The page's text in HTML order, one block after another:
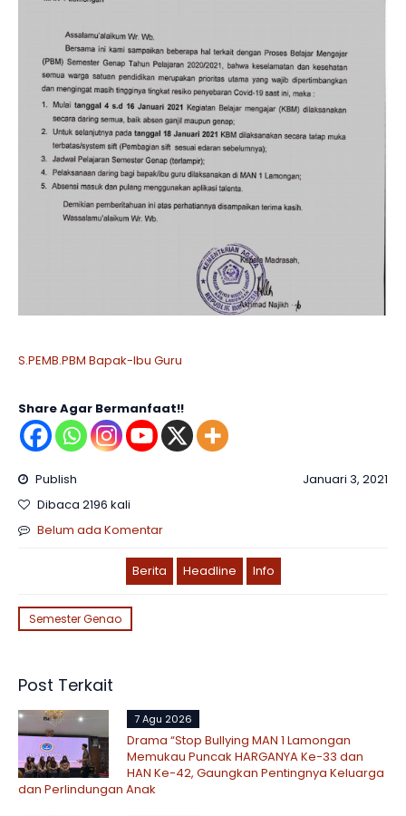
S.PEMB.PBM Bapak-Ibu Guru
Share Agar Bermanfaat!!
Publish
Januari 3, 2021
Dibaca 2196 kali
Belum ada Komentar
Berita Headline Info
Semester Genao
Post Terkait
7 Agu 2026
Drama “Stop Bullying MAN 1 Lamongan
Memukau Puncak HARGANYA Ke-33 dan
HAN Ke-42, Gaungkan Pentingnya Keluarga
dan Perlindungan Anak